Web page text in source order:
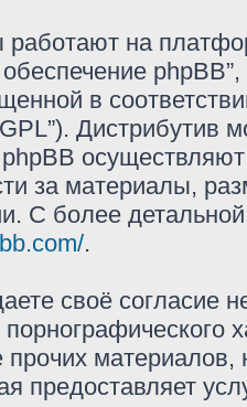
на
в
Дистрибутив
за материалы,
С более
.
своё согласие
порнографического
прочих
предоставляет